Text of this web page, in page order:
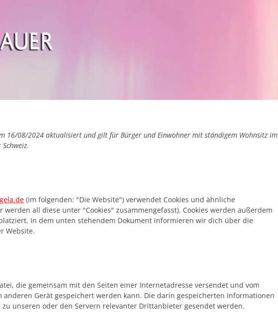
16/08/2024 aktualisiert und gilt für Bürger und Einwohner mit ständigem Wohnsitz im
(im folgenden: "Die Website") verwendet Cookies und ähnliche
all diese unter "Cookies" zusammengefasst). Cookies werden außerdem
In dem unten stehendem Dokument informieren wir dich über die
Website.
die gemeinsam mit den Seiten einer Internetadresse versendet und vom
anderen Gerät gespeichert werden kann. Die darin gespeicherten Informationen
unseren oder den Servern relevanter Drittanbieter gesendet werden.